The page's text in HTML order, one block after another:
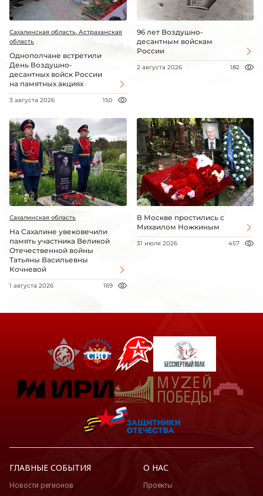
Сахалинская область, Астраханская
область
Однополчане встретили
День Воздушно-
десантных войск России
на памятных акциях
3 августа 2026 150
96 лет Воздушно-
десантным войскам
России
2 августа 2026 182
Сахалинская область
На Сахалине увековечили
память участника Великой
Отечественной войны
Татьяны Васильевны
Кочневой
1 августа 2026 169
В Москве простились с
Михаилом Ножкиным
31 июля 2026 457
ГЛАВНЫЕ СОБЫТИЯ
Новости регионов
О НАС
Проекты